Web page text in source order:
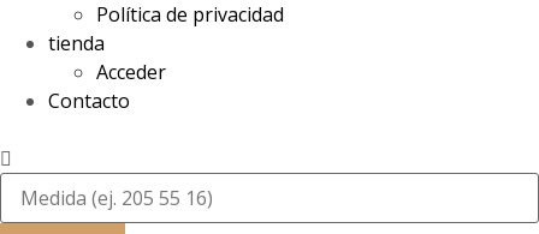
Política de privacidad
tienda
Acceder
Contacto